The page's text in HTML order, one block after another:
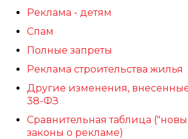
Реклама - детям
Спам
Полные запреты
Реклама строительства жилья
Другие изменения,
38-ФЗ
Сравнительная таблица
законы о рекламе)